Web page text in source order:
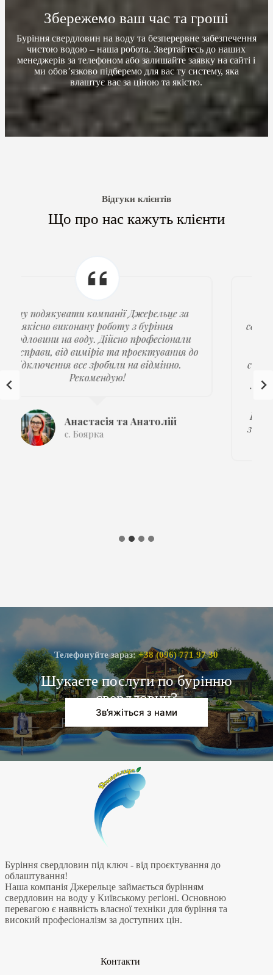
Збережемо ваш час та гроші
Буріння свердловин на воду та безперервне забезпечення
чистою водою – наша робота. Звертайтесь до наших
менеджерів за телефоном або залишайте заявку на сайті і
ми обов’язково підберемо для вас ту систему, яка
влаштує вас за ціною та якістю.
Відгуки клієнтів
Що про нас кажуть клієнти
Замовив буріння свердловини для води на
своїй ділянці у Київській обл., с. Щасливе. По
термінах уклалися чітко, без затримок.
Щодо грошей все як домовлялися. На
свердловину дали паспорт із гарантією на 5
років. Взагалі зробили свердловину дійсно
Водою почав користуватися одразу і дуже
задоволений. Рекомендую цю компанію всім.
Велике спасибі за якісну роботу.
Телефонуйте зараз:+38 (096) 771 97 30
Шукаєте послуги по бурінню
свердловин?
Зв’яжіться з нами
Буріння свердловин під ключ - від проєктування до
облаштування!
Наша компанія Джерельце займається бурінням
свердловин на воду у Київському регіоні. Основною
перевагою є наявність власної техніки для буріння та
високий професіоналізм за доступних цін.
Контакти